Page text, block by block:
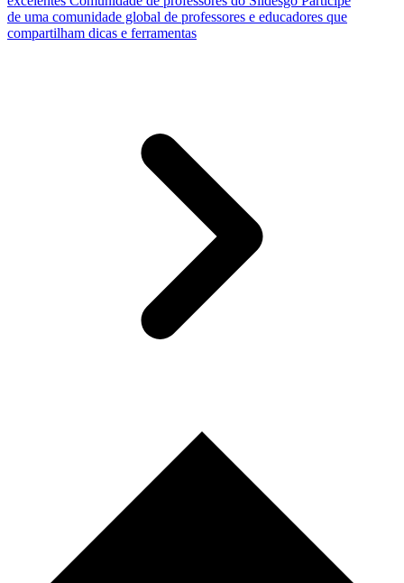
de uma comunidade global de professores e educadores que
compartilham dicas e ferramentas